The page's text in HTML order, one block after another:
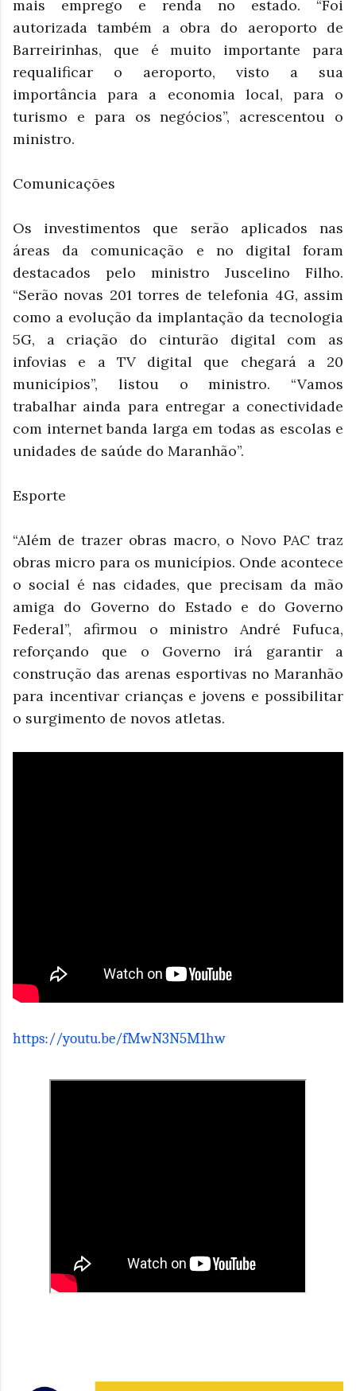
mais emprego e renda no estado. “Foi
autorizada também a obra do aeroporto de
Barreirinhas, que é muito importante para
requalificar o aeroporto, visto a sua
importância para a economia local, para o
turismo e para os negócios”, acrescentou o
ministro.
Comunicações
Os investimentos que serão aplicados nas
áreas da comunicação e no digital foram
destacados pelo ministro Juscelino Filho.
“Serão novas 201 torres de telefonia 4G, assim
como a evolução da implantação da tecnologia
5G, a criação do cinturão digital com as
infovias e a TV digital que chegará a 20
municípios”, listou o ministro. “Vamos
trabalhar ainda para entregar a conectividade
com internet banda larga em todas as escolas e
unidades de saúde do Maranhão”.
Esporte
“Além de trazer obras macro, o Novo PAC traz
obras micro para os municípios. Onde acontece
o social é nas cidades, que precisam da mão
amiga do Governo do Estado e do Governo
Federal”, afirmou o ministro André Fufuca,
reforçando que o Governo irá garantir a
construção das arenas esportivas no Maranhão
para incentivar crianças e jovens e possibilitar
o surgimento de novos atletas.
https://youtu.be/fMwN3N5M1hw